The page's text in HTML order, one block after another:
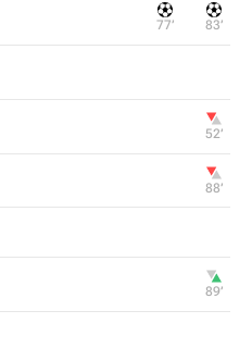
77‎’‎ 83‎’‎
52‎’‎
88‎’‎
89‎’‎